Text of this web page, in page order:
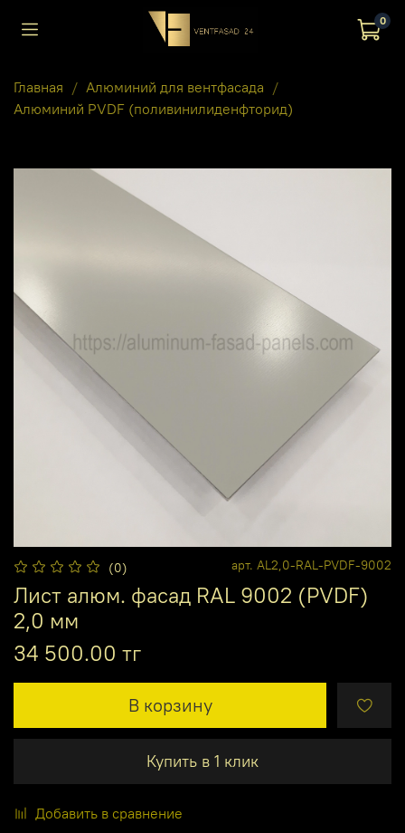
0
Главная
Алюминий для вентфасада
Алюминий PVDF (поливинилиденфторид)
(0) арт. AL2,0-RAL-PVDF-9002
Лист алюм. фасад RAL 9002 (PVDF)
2,0 мм
34 500.00 тг
В корзину
Купить в 1 клик
Добавить в сравнение